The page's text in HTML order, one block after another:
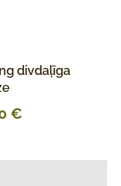
divdaļīga
€